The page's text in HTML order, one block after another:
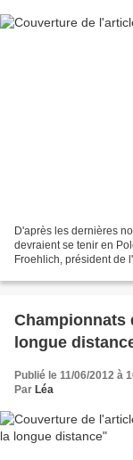
D'après les dernières
devraient se tenir en
Froehlich, président de
Championnats
longue
Publié le 11/06/2012 à
Par Léa